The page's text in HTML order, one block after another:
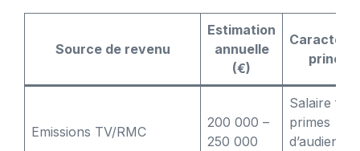
Source de revenu
Estimation
annuelle
(€)
Emissions TV/RMC
200 000 –
250 000
Salaire fixe,
primes
d’audience,